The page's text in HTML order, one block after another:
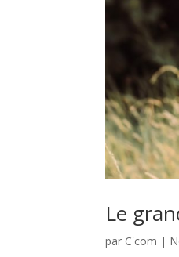
Le
par C'com |